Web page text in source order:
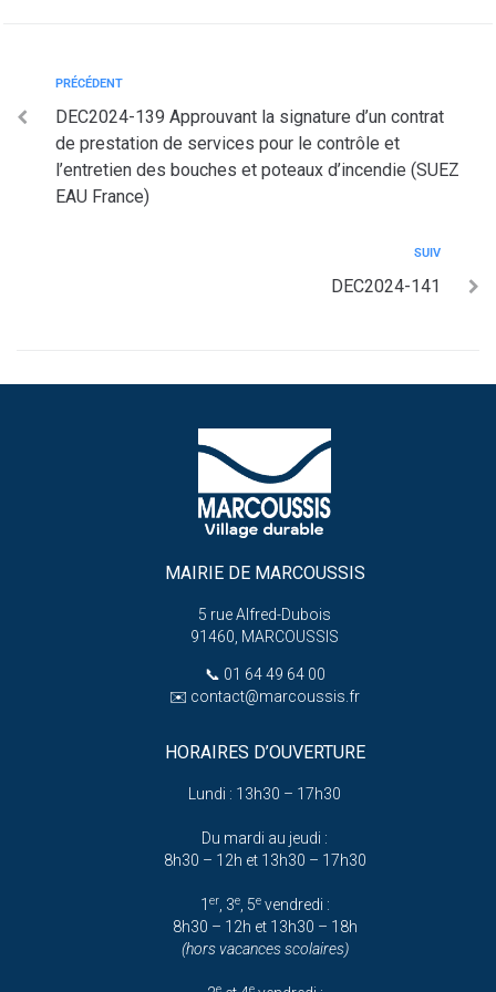
PRÉCÉDENT
DEC2024-139 Approuvant la signature d’un contrat
de prestation de services pour le contrôle et
l’entretien des bouches et poteaux d’incendie (SUEZ
EAU France)
SUIV
DEC2024-141
MAIRIE DE MARCOUSSIS
5 rue Alfred-Dubois
91460, MARCOUSSIS
📞 01 64 49 64 00
✉️ contact@marcoussis.fr
HORAIRES D’OUVERTURE
Lundi : 13h30 – 17h30
Du mardi au jeudi :
8h30 – 12h et 13h30 – 17h30
1 er, 3e, 5evendredi :
8h30 – 12h et 13h30 – 18h
(hors vacances scolaires)
e e